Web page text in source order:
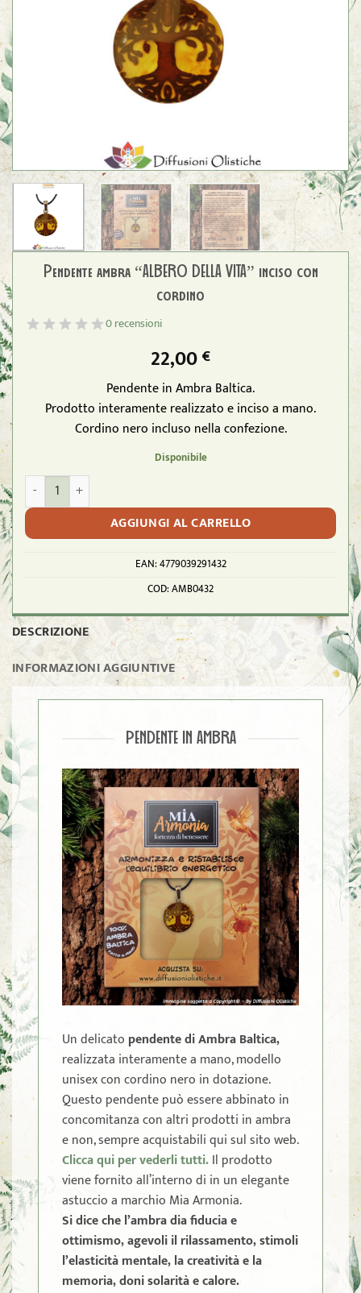
Pendente ambra “ALBERO DELLA VITA” inciso con
cordino
0 recensioni
22,00 €
Pendente in Ambra Baltica.
Prodotto interamente realizzato e inciso a mano.
Cordino nero incluso nella confezione.
Disponibile
Pendente ambra "ALBERO DELLA VITA" inciso con cordino quantità
AGGIUNGI AL CARRELLO
EAN:4779039291432
COD:AMB0432
DESCRIZIONE
INFORMAZIONI AGGIUNTIVE
PENDENTE IN AMBRA
Un delicato pendente di Ambra Baltica,
realizzata interamente a mano, modello
unisex con cordino nero in dotazione.
Questo pendente può essere abbinato in
concomitanza con altri prodotti in ambra
e non, sempre acquistabili qui sul sito web.
Clicca qui per vederli tutti.Il prodotto
viene fornito all’interno di in un elegante
astuccio a marchio Mia Armonia.
Si dice che l’ambra dia fiducia e
ottimismo, agevoli il rilassamento, stimoli
l’elasticità mentale, la creatività e la
memoria, doni solarità e calore.